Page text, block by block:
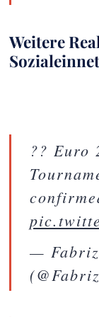
Weitere
?? Euro
—